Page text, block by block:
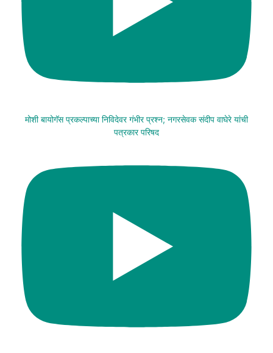
मोशी बायोगॅस प्रकल्पाच्या निविदेवर गंभीर प्रश्न; नगरसेवक संदीप वाघेरे यांची
पत्रकार परिषद